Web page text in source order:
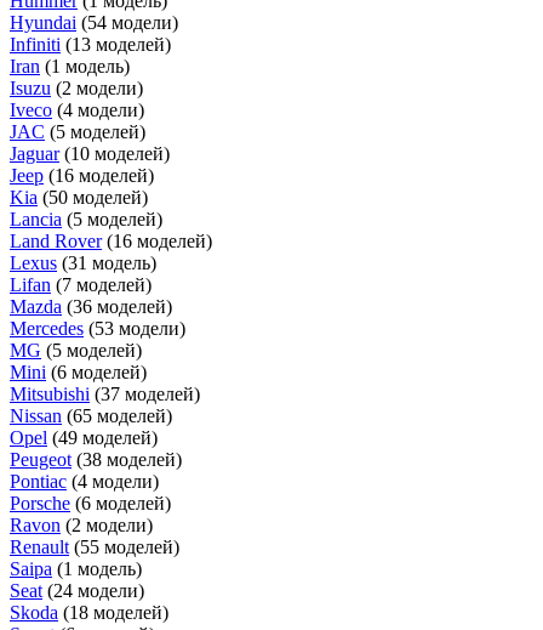
Hyundai (54 модели)
Infiniti (13 моделей)
Iran (1 модель)
Isuzu (2 модели)
Iveco (4 модели)
JAC (5 моделей)
Jaguar (10 моделей)
Jeep (16 моделей)
Kia (50 моделей)
Lancia (5 моделей)
Land Rover (16 моделей)
Lexus (31 модель)
Lifan (7 моделей)
Mazda (36 моделей)
Mercedes (53 модели)
MG (5 моделей)
Mini (6 моделей)
Mitsubishi (37 моделей)
Nissan (65 моделей)
Opel (49 моделей)
Peugeot (38 моделей)
Pontiac (4 модели)
Porsche (6 моделей)
Ravon (2 модели)
Renault (55 моделей)
Saipa (1 модель)
Seat (24 модели)
Skoda (18 моделей)